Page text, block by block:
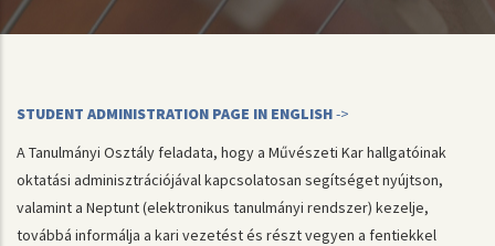
STUDENT ADMINISTRATION PAGE IN ENGLISH->
A Tanulmányi Osztály feladata, hogy a Művészeti Kar hallgatóinak
oktatási adminisztrációjával kapcsolatosan segítséget nyújtson,
valamint a Neptunt (elektronikus tanulmányi rendszer) kezelje,
továbbá informálja a kari vezetést és részt vegyen a fentiekkel